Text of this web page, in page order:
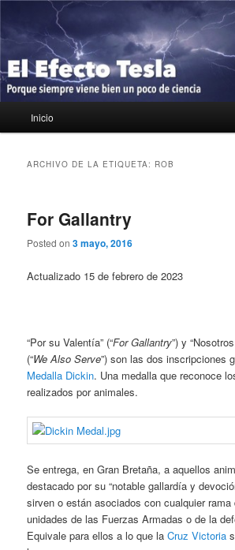
contenido
principal
contenido
secundario
El Efecto Tesla
Porque siempre viene bien un poco de ciencia
principal
Inicio
ARCHIVO DE LA ETIQUETA: ROB
For Gallantry
Posted on3 mayo, 2016
Actualizado 15 de febrero de 2023
“Por su Valentía” (“For Gallantry”) y
(“We Also Serve”) son las dos inscripciones
Medalla Dickin. Una medalla que reconoce
realizados por animales.
Se entrega, en Gran Bretaña, a aquellos
destacado por su “notable gallardía y
sirven o están asociados con cualquier rama
unidades de las Fuerzas Armadas o de la
Equivale para ellos a lo que laCruz Victoria